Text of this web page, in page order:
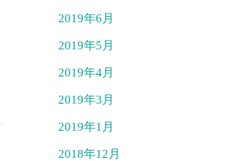
2019年6月
2019年5月
2019年4月
2019年3月
2019年1月
2018年12月